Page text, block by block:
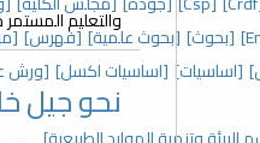
[بحوث] [بحوث علمية] [فهرس]
[اساسيات] [اساسيات اكسل] [ورش
والتعليم
نحو جيل